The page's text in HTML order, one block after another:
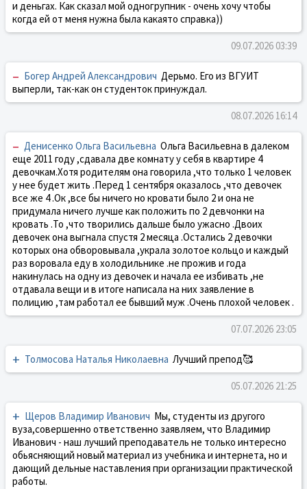
и деньгах. Как сказал мой одногрупник - очень хочу чтобы
когда ей от меня нужна была какаято справка))
09.07.2026 03:39
– Богер Андрей Александрович Дерьмо. Его из ВГУИТ
выперли, так-как он студенток принуждал.
08.07.2026 16:14
– Денисенко Ольга Васильевна Ольга Васильевна в далеком
еще 2011 году ,сдавала две комнату у себя в квартире 4
девочкам.Хотя родителям она говорила ,что только 1 человек
у нее будет жить .Перед 1 сентября оказалось ,что девочек
все же 4 .Ок ,все бы ничего но кровати было 2 и она не
придумала ничего лучше как положить по 2 девчонки на
кровать .То ,что творились дальше было ужасно .Двоих
девочек она выгнала спустя 2 месяца .Остались 2 девочки
которых она обворовывала ,украла золотое кольцо и каждый
раз воровала еду в холодильнике .не прожив и года
накинулась на одну из девочек и начала ее избивать ,не
отдавала вещи и в итоге написала на них заявление в
полицию ,там работал ее бывший муж .Очень плохой человек .
07.07.2026 23:05
+ Толмосова Наталья Николаевна Лучший препод🥰
05.07.2026 21:25
+ Щеров Владимир Иванович Мы, студенты из другого
вуза,совершенно ответственно заявляем, что Владимир
Иванович - наш лучший преподаватель не только интересно
обьясняющий новый материал из учебника и интернета, но и
дающий дельные наставления при организации практической
работы.